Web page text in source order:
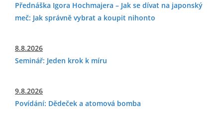
Přednáška Igora Hochmajera – Jak se dívat na japonský
meč: Jak správně vybrat a koupit nihonto
8.8.2026
Seminář: Jeden krok k míru
9.8.2026
Povídání: Dědeček a atomová bomba